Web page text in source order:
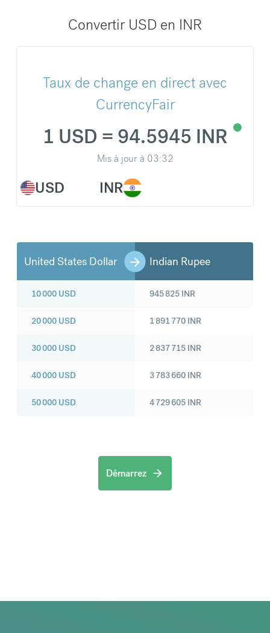
Convertir USD en INR
Taux de change en direct avec
CurrencyFair
USD
1 USD = 94.5945 INR
Mis à jour à 03:32
INR
United States Dollar Indian Rupee
10 000 USD
20 000 USD
30 000 USD
40 000 USD
50 000 USD
945 825 INR
1 891 770 INR
2 837 715 INR
3 783 660 INR
4 729 605 INR
Démarrez